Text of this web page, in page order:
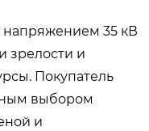
напряжением 35 кВ
зрелости и
Покупатель
выбором
и